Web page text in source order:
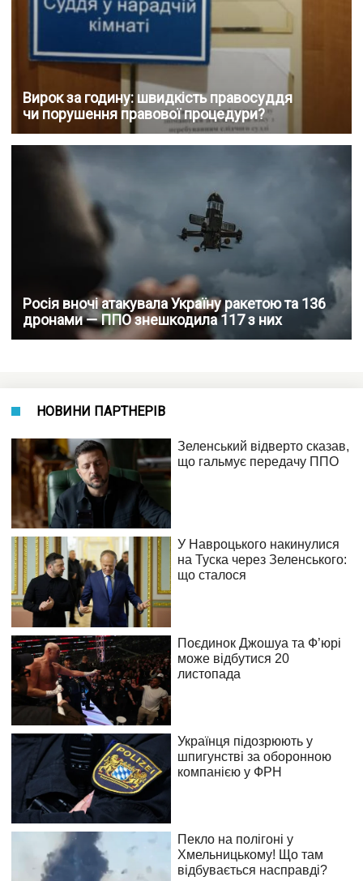
Вирок за годину: швидкість правосуддя
чи порушення правової процедури?
Росія вночі атакувала Україну ракетою та 136
дронами — ППО знешкодила 117 з них
НОВИНИ ПАРТНЕРІВ